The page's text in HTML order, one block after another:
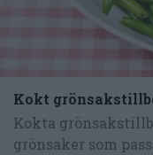
Kokt
Kokta
grönsaker som